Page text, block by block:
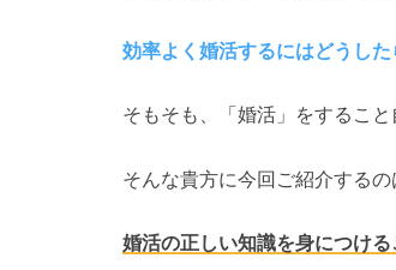
効率よく婚活するにはどうし
そもそも、「婚活」をするこ
そんな貴方に今回ご紹介する
婚活の正しい知識を身につけ